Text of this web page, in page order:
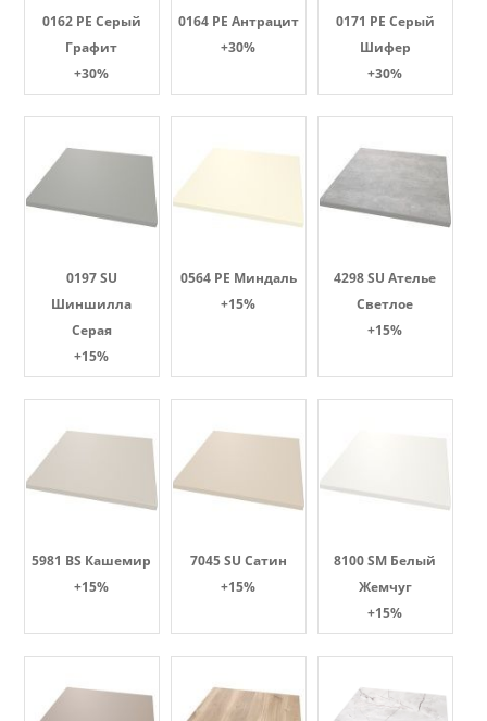
0162 PE Серый
Графит
+30%
0164 PE Антрацит
+30%
0171 PE Серый
Шифер
+30%
0197 SU
Шиншилла
Серая
+15%
0564 PE Миндаль
+15%
4298 SU Ателье
Светлое
+15%
5981 BS Кашемир
+15%
7045 SU Сатин
+15%
8100 SM Белый
Жемчуг
+15%